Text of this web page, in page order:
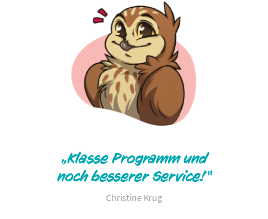
„Klasse Programm und
noch besserer Service!“
Christine Krug